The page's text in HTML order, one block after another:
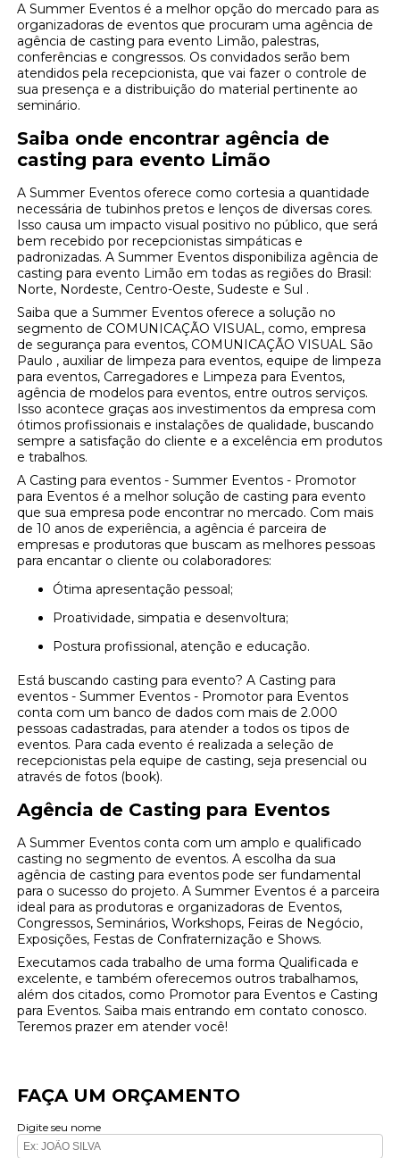
A Summer Eventos é a melhor opção do mercado para as
organizadoras de eventos que procuram uma agência de
agência de casting para evento Limão, palestras,
conferências e congressos. Os convidados serão bem
atendidos pela recepcionista, que vai fazer o controle de
sua presença e a distribuição do material pertinente ao
seminário.
Saiba onde encontrar agência de
casting para evento Limão
A Summer Eventos oferece como cortesia a quantidade
necessária de tubinhos pretos e lenços de diversas cores.
Isso causa um impacto visual positivo no público, que será
bem recebido por recepcionistas simpáticas e
padronizadas. A Summer Eventos disponibiliza agência de
casting para evento Limão em todas as regiões do Brasil:
Norte, Nordeste, Centro-Oeste, Sudeste e Sul .
Saiba que a Summer Eventos oferece a solução no
segmento de COMUNICAÇÃO VISUAL, como, empresa
de segurança para eventos, COMUNICAÇÃO VISUAL São
Paulo , auxiliar de limpeza para eventos, equipe de limpeza
para eventos, Carregadores e Limpeza para Eventos,
agência de modelos para eventos, entre outros serviços.
Isso acontece graças aos investimentos da empresa com
ótimos profissionais e instalações de qualidade, buscando
sempre a satisfação do cliente e a excelência em produtos
e trabalhos.
A Casting para eventos - Summer Eventos - Promotor
para Eventos é a melhor solução de casting para evento
que sua empresa pode encontrar no mercado. Com mais
de 10 anos de experiência, a agência é parceira de
empresas e produtoras que buscam as melhores pessoas
para encantar o cliente ou colaboradores:
Ótima apresentação pessoal;
Proatividade, simpatia e desenvoltura;
Postura profissional, atenção e educação.
Está buscando casting para evento? A Casting para
eventos - Summer Eventos - Promotor para Eventos
conta com um banco de dados com mais de 2.000
pessoas cadastradas, para atender a todos os tipos de
eventos. Para cada evento é realizada a seleção de
recepcionistas pela equipe de casting, seja presencial ou
através de fotos (book).
Agência de Casting para Eventos
A Summer Eventos conta com um amplo e qualificado
casting no segmento de eventos. A escolha da sua
agência de casting para eventos pode ser fundamental
para o sucesso do projeto. A Summer Eventos é a parceira
ideal para as produtoras e organizadoras de Eventos,
Congressos, Seminários, Workshops, Feiras de Negócio,
Exposições, Festas de Confraternização e Shows.
Executamos cada trabalho de uma forma Qualificada e
excelente, e também oferecemos outros trabalhamos,
além dos citados, como Promotor para Eventos e Casting
para Eventos. Saiba mais entrando em contato conosco.
Teremos prazer em atender você!
FAÇA UM ORÇAMENTO
Digite seu nome